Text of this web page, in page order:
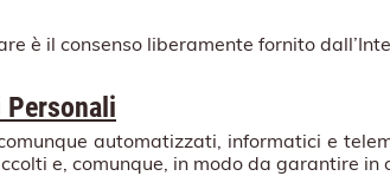
è il consenso liberamente fornito
automatizzati, informatici e
e, comunque, in modo da garantire in